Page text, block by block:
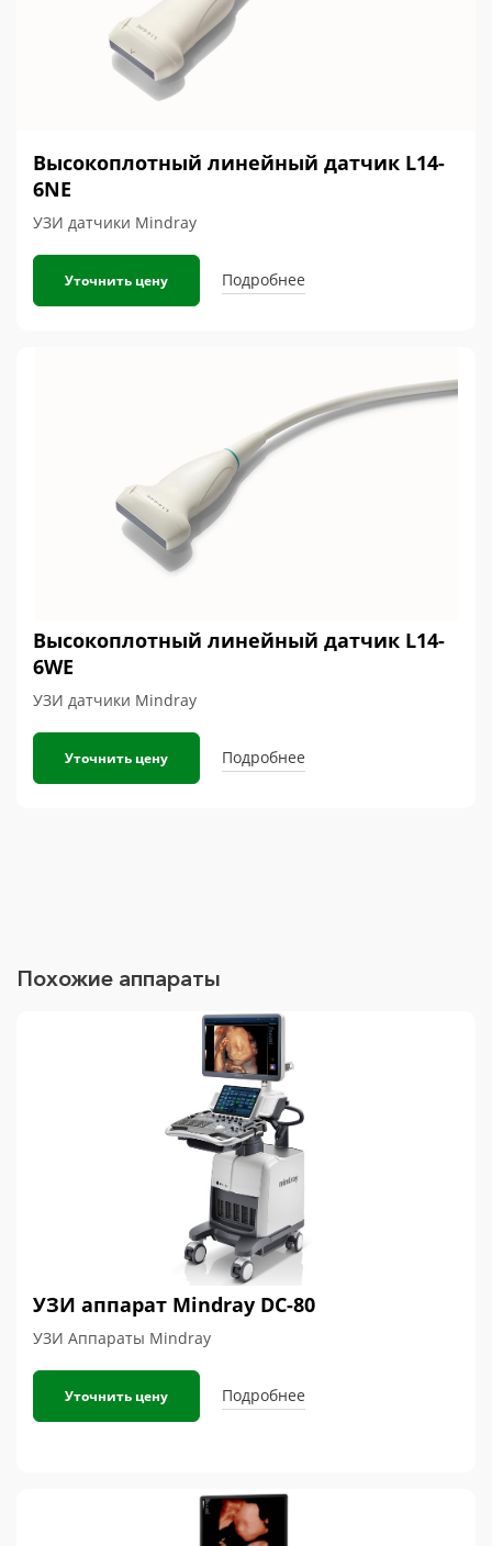
Высокоплотный линейный датчик L14-
6NE
УЗИ датчики Mindray
Уточнить цену Подробнее
Высокоплотный линейный датчик L14-
6WE
УЗИ датчики Mindray
Уточнить цену Подробнее
Похожие аппараты
УЗИ аппарат Mindray DC-80
УЗИ Аппараты Mindray
Уточнить цену Подробнее